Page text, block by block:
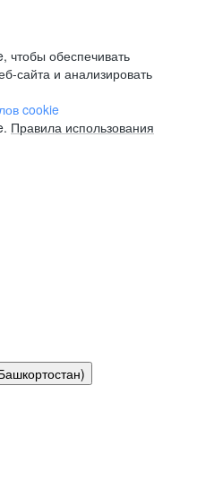
обеспечивать
сайта и анализировать
cookie
Правила использования